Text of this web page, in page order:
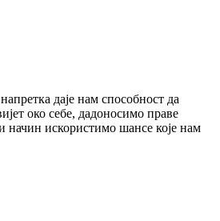
даје нам способност да
око себе, дадоносимо праве
начин искористимо шансе које нам